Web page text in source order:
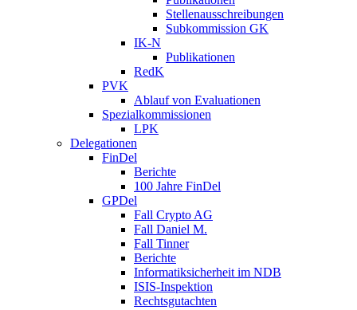
Stellenausschreibungen
Subkommission GK
IK-N
Publikationen
RedK
PVK
Ablauf von Evaluationen
Spezialkommissionen
LPK
Delegationen
FinDel
Berichte
100 Jahre FinDel
GPDel
Fall Crypto AG
Fall Daniel M.
Fall Tinner
Berichte
Informatiksicherheit ­im NDB
ISIS-Inspektion
Rechtsgutachten